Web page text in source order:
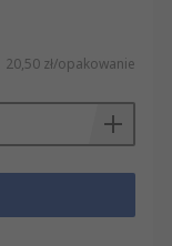
20,50 zł/opakowanie